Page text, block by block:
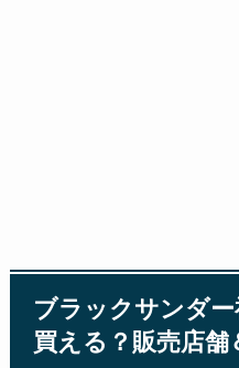
ブラックサンダ
買える？販売店舗